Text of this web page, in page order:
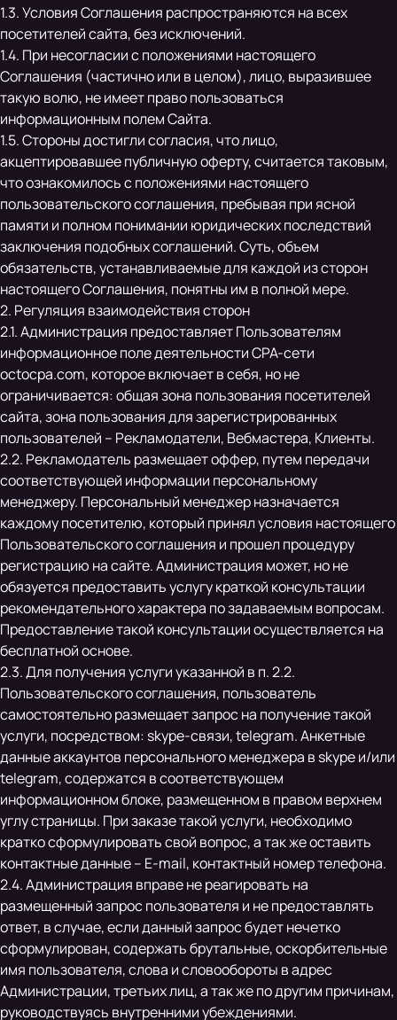
1.3. Условия Соглашения распространяются на всех
посетителей сайта, без исключений.
1.4. При несогласии с положениями настоящего
Соглашения (частично или в целом), лицо, выразившее
такую волю, не имеет право пользоваться
информационным полем Сайта.
1.5. Стороны достигли согласия, что лицо,
акцептировавшее публичную оферту, считается таковым,
что ознакомилось с положениями настоящего
пользовательского соглашения, пребывая при ясной
памяти и полном понимании юридических последствий
заключения подобных соглашений. Суть, объем
обязательств, устанавливаемые для каждой из сторон
настоящего Соглашения, понятны им в полной мере.
2. Регуляция взаимодействия сторон
2.1. Администрация предоставляет Пользователям
информационное поле деятельности CPA-сети
octocpa.com, которое включает в себя, но не
ограничивается: общая зона пользования посетителей
сайта, зона пользования для зарегистрированных
пользователей – Рекламодатели, Вебмастера, Клиенты.
2.2. Рекламодатель размещает оффер, путем передачи
соответствующей информации персональному
менеджеру. Персональный менеджер назначается
каждому посетителю, который принял условия настоящего
Пользовательского соглашения и прошел процедуру
регистрацию на сайте. Администрация может, но не
обязуется предоставить услугу краткой консультации
рекомендательного характера по задаваемым вопросам.
Предоставление такой консультации осуществляется на
бесплатной основе.
2.3. Для получения услуги указанной в п. 2.2.
Пользовательского соглашения, пользователь
самостоятельно размещает запрос на получение такой
услуги, посредством: skype-связи, telegram. Анкетные
данные аккаунтов персонального менеджера в skype и/или
telegram, содержатся в соответствующем
информационном блоке, размещенном в правом верхнем
углу страницы. При заказе такой услуги, необходимо
кратко сформулировать свой вопрос, а так же оставить
контактные данные – E-mail, контактный номер телефона.
2.4. Администрация вправе не реагировать на
размещенный запрос пользователя и не предоставлять
ответ, в случае, если данный запрос будет нечетко
сформулирован, содержать брутальные, оскорбительные
имя пользователя, слова и словообороты в адрес
Администрации, третьих лиц, а так же по другим причинам,
руководствуясь внутренними убеждениями.